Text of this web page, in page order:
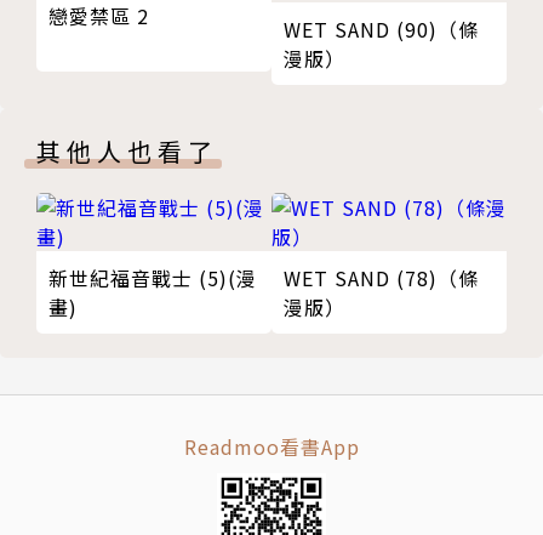
戀愛禁區 2
WET SAND (90)（條
漫版）
其他人也看了
新世紀福音戰士 (5)(漫
畫)
WET SAND (78)（條
漫版）
Readmoo看書App